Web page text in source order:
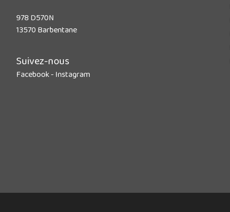
978 D570N
13570 Barbentane
Suivez-nous
Facebook-Instagram